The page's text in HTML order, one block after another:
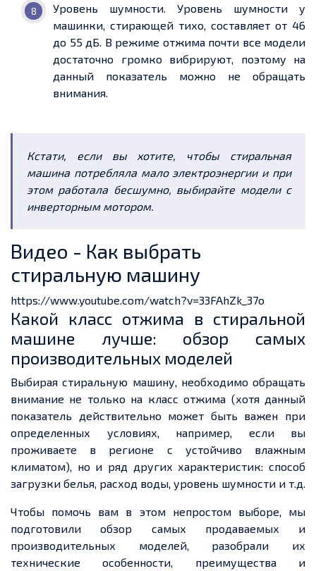
Уровень шумности. Уровень шумности у
машинки, стирающей тихо, составляет от 46
до 55 дБ. В режиме отжима почти все модели
достаточно громко вибрируют, поэтому на
данный показатель можно не обращать
внимания.
Кстати, если вы хотите, чтобы стиральная
машина потребляла мало электроэнергии и при
этом работала бесшумно, выбирайте модели с
инверторным мотором.
Видео - Как выбрать
стиральную машину
https://www.youtube.com/watch?v=33FAhZk_37o
Какой класс отжима в стиральной
машине лучше: обзор самых
производительных моделей
Выбирая стиральную машину, необходимо обращать
внимание не только на класс отжима (хотя данный
показатель действительно может быть важен при
определенных условиях, например, если вы
проживаете в регионе с устойчиво влажным
климатом), но и ряд других характеристик: способ
загрузки белья, расход воды, уровень шумности и т.д.
Чтобы помочь вам в этом непростом выборе, мы
подготовили обзор самых продаваемых и
производительных моделей, разобрали их
технические особенности, преимущества и